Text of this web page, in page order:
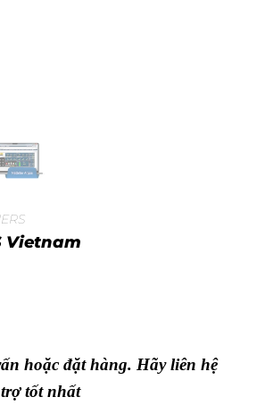
Vietnam
hoặc đặt hàng. Hãy liên hệ
tốt nhất